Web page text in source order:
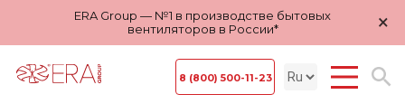
ERA Group — №1 в производстве бытовых
вентиляторов в России*
×
8 (800) 500-11-23